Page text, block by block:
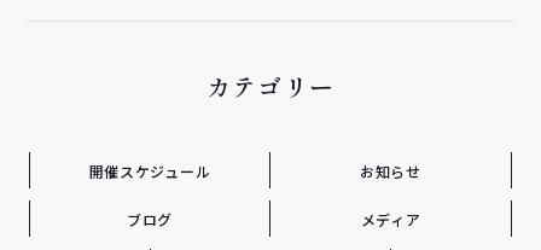
カテゴリー
開催スケジュール お知らせ
ブログ メディア